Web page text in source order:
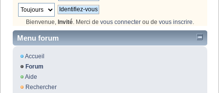
Bienvenue, Invité. Merci de vous connecter ou de vous inscrire.
Menu forum
Accueil
Forum
Aide
Rechercher